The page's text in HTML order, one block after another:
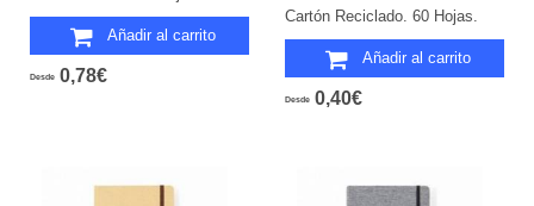
Añadir al carrito
Desde 0,78€
Cartón Reciclado. 60 Hojas.
Añadir al carrito
Desde 0,40€